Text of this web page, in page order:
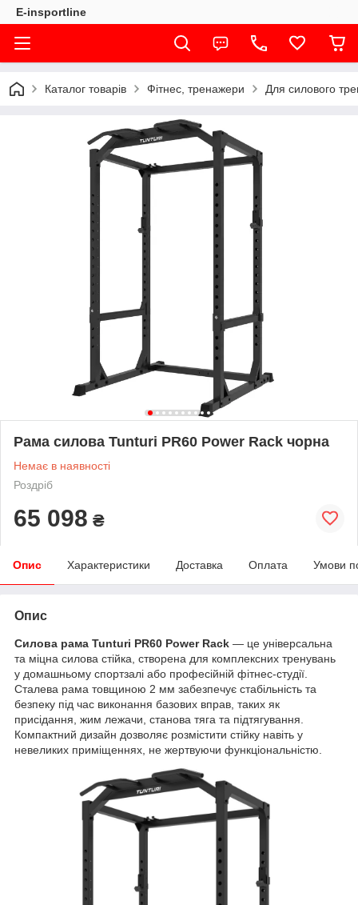
E-insportline
Каталог товарів Фітнес, тренажери Для силового
Рама силова Tunturi PR60 Power Rack чорна
Немає в наявності
Роздріб
65 098 ₴
Опис Характеристики Доставка Оплата Умови
Опис
Силова рама Tunturi PR60 Power Rack — це універсальна
та міцна силова стійка, створена для комплексних тренувань
у домашньому спортзалі або професійній фітнес-студії.
Сталева рама товщиною 2 мм забезпечує стабільність та
безпеку під час виконання базових вправ, таких як
присідання, жим лежачи, станова тяга та підтягування.
Компактний дизайн дозволяє розмістити стійку навіть у
невеликих приміщеннях, не жертвуючи функціональністю.